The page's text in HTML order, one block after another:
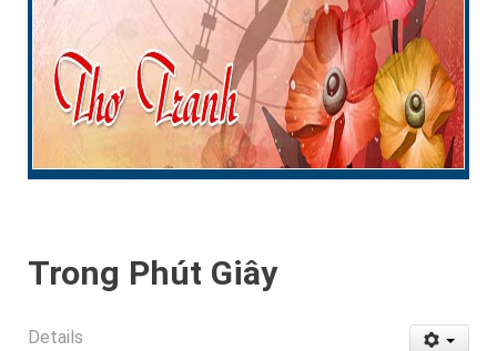
Trong Phút Giây
Details